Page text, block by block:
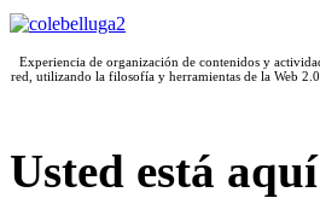
Experiencia de organización de contenidos y
red, utilizando la filosofía y herramientas de la Web
Usted está